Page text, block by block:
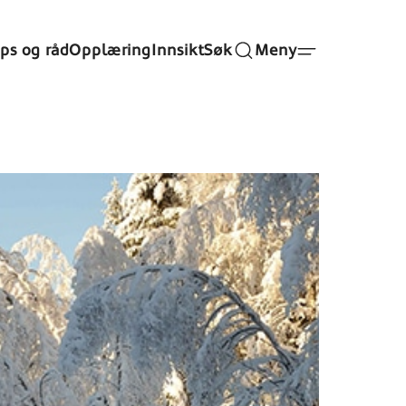
og rådOpplæringInnsiktSøk Meny